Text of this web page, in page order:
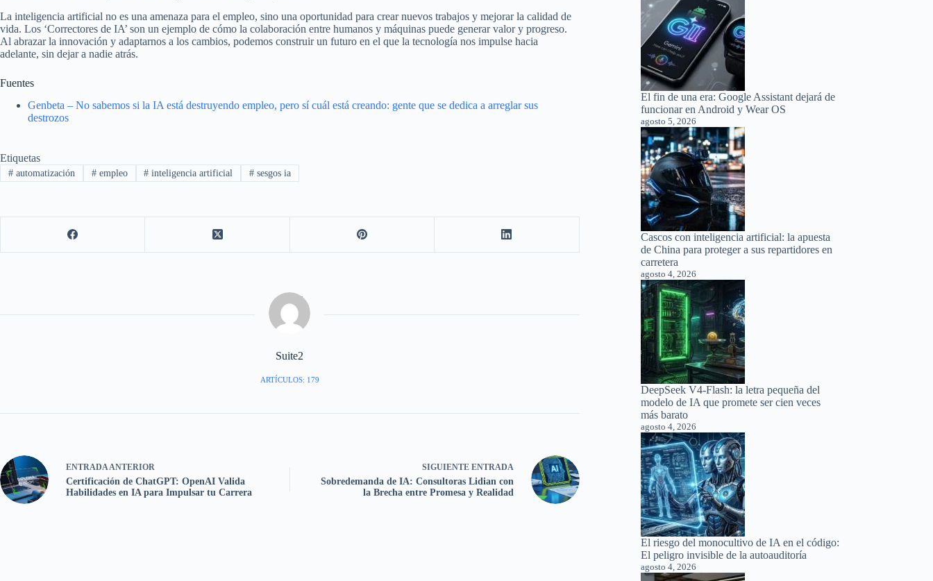
La inteligencia artificial no es una amenaza para el empleo, sino una oportunidad para crear nuevos trabajos y mejorar la calidad de
vida. Los ‘Correctores de IA’ son un ejemplo de cómo la colaboración entre humanos y máquinas puede generar valor y progreso.
Al abrazar la innovación y adaptarnos a los cambios, podemos construir un futuro en el que la tecnología nos impulse hacia
adelante, sin dejar a nadie atrás.
Fuentes
Genbeta – No sabemos si la IA está destruyendo empleo, pero sí cuál está creando: gente que se dedica a arreglar sus
destrozos
Etiquetas
#automatización #empleo # inteligencia artificial # sesgos ia
Suite2
ARTÍCULOS: 179
ENTRADAANTERIOR
Certificación de ChatGPT: OpenAI Valida
Habilidades en IA para Impulsar tu Carrera
SIGUIENTE ENTRADA
Sobredemanda de IA: Consultoras Lidian con
la Brecha entre Promesa y Realidad
El fin de una era: Google Assistant dejará de
funcionar en Android y Wear OS
agosto 5, 2026
Cascos con inteligencia artificial: la apuesta
de China para proteger a sus repartidores en
carretera
agosto 4, 2026
DeepSeek V4-Flash: la letra pequeña del
modelo de IA que promete ser cien veces
más barato
agosto 4, 2026
El riesgo del monocultivo de IA en el código:
El peligro invisible de la autoauditoría
agosto 4, 2026